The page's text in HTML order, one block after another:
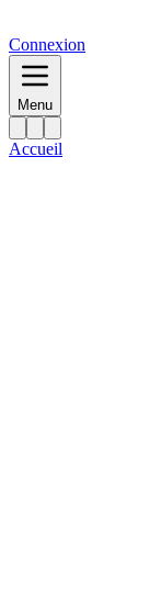
Connexion
Menu
Accueil